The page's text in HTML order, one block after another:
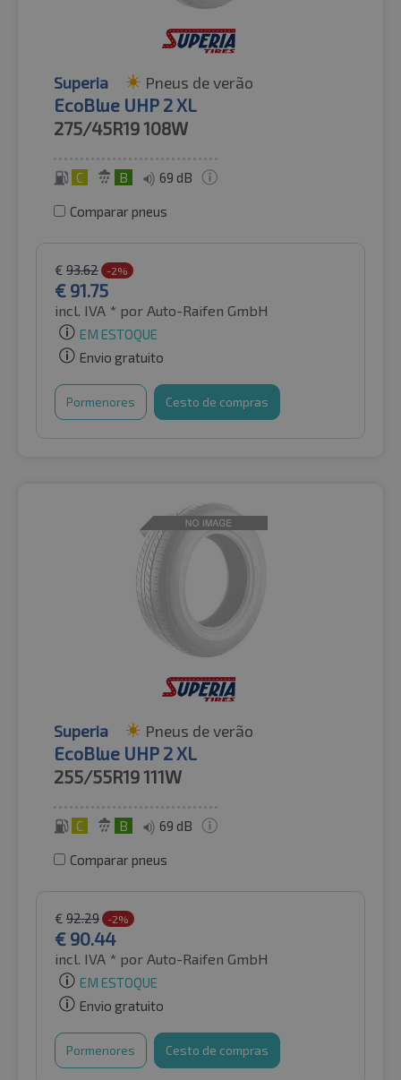
Superia Pneus de verão
EcoBlue UHP 2 XL
275/45R19108W
C B 69 dB
Comparar pneus
€ 93.62 -2%
€ 91.75
incl. IVA * por Auto-Raifen GmbH
EM ESTOQUE
Envio gratuito
Pormenores Cesto de compras
Superia Pneus de verão
EcoBlue UHP 2 XL
255/55R19111W
C B 69 dB
Comparar pneus
€ 92.29 -2%
€ 90.44
incl. IVA * por Auto-Raifen GmbH
EM ESTOQUE
Envio gratuito
Pormenores Cesto de compras